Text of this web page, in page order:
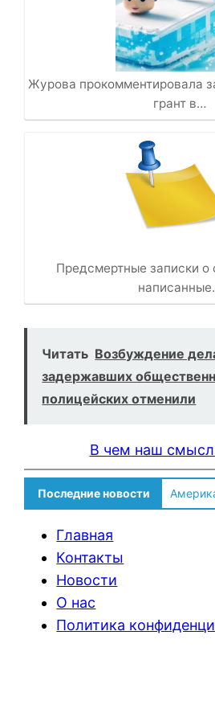
Журова прокомментировала
грант в…
Предсмертные записки о
Читать Возбуждение
задержавших
полицейских отменили
В чем наш
Последние новости
Главная
Контакты
Новости
О нас
Политика